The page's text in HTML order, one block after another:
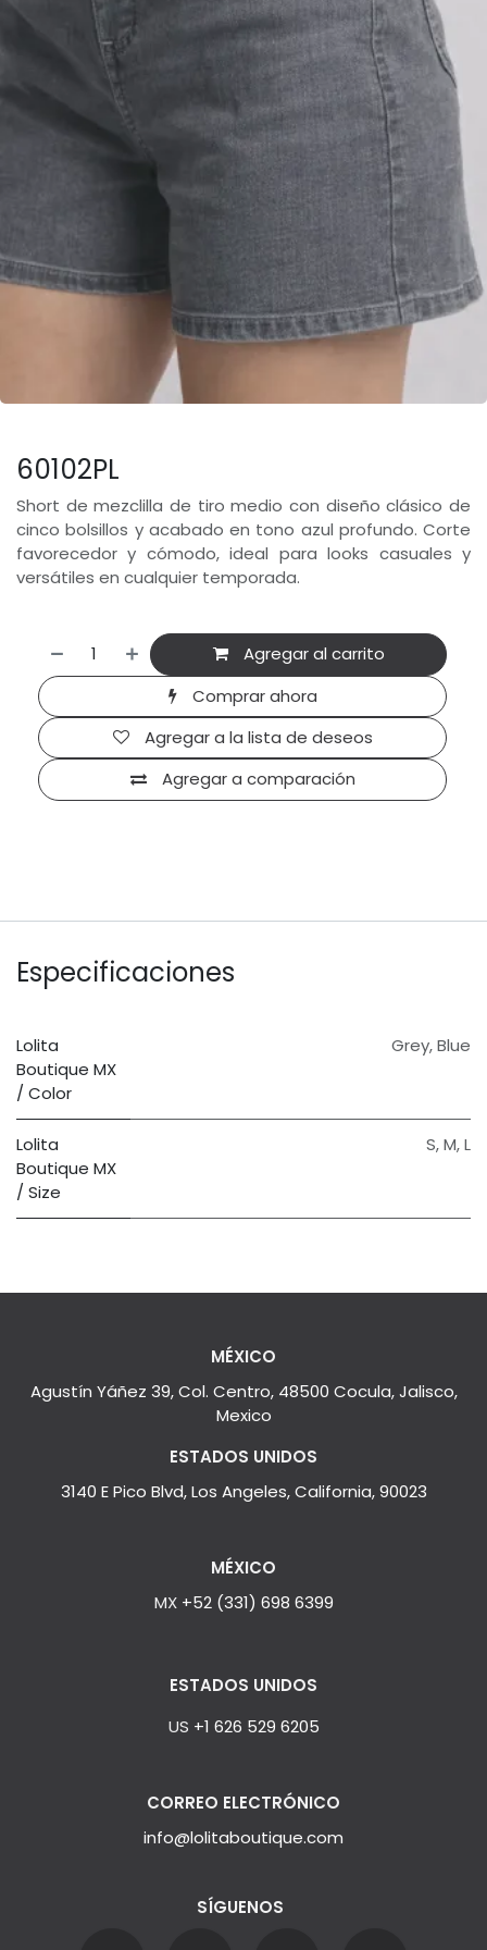
60102PL
Short de mezclilla de tiro medio con diseño clásico de
cinco bolsillos y acabado en tono azul profundo. Corte
favorecedor y cómodo, ideal para looks casuales y
versátiles en cualquier temporada.
Agregar al carrito
Comprar ahora
Agregar a comparación
Agregar a la lista de deseos
Especificaciones
Lolita
Boutique MX
/ Color
Grey,Blue
Lolita
Boutique MX
/ Size
S,M,L
MÉXICO
Agustín Yáñez 39, Col. Centro, 48500 Cocula, Jalisco,
Mexico
ESTADOS UNIDOS
3140 E Pico Blvd, Los Angeles, California, 90023
MÉXICO
MX +52 (331) 698 6399
ESTADOS UNIDOS
US +1 626 529 6205
CORREO ELECTRÓNICO
info@lolitaboutique.com
SÍGUENOS